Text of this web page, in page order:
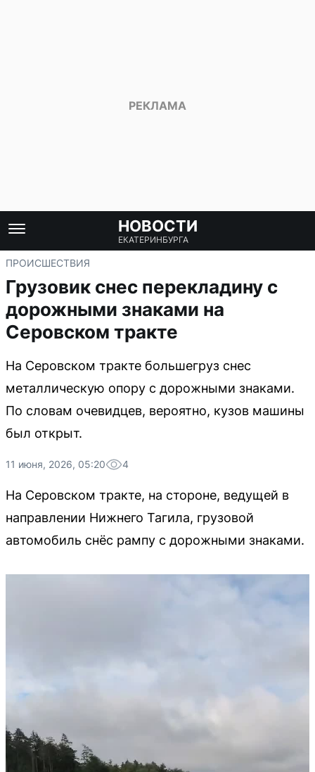
НОВОСТИ
ЕКАТЕРИНБУРГА
ПРОИСШЕСТВИЯ
Грузовик снес перекладину с
дорожными знаками на
Серовском тракте
На Серовском тракте большегруз снес
металлическую опору с дорожными знаками.
По словам очевидцев, вероятно, кузов машины
был открыт.
11 июня, 2026, 05:20 4
На Серовском тракте, на стороне, ведущей в
направлении Нижнего Тагила, грузовой
автомобиль снёс рампу с дорожными знаками.